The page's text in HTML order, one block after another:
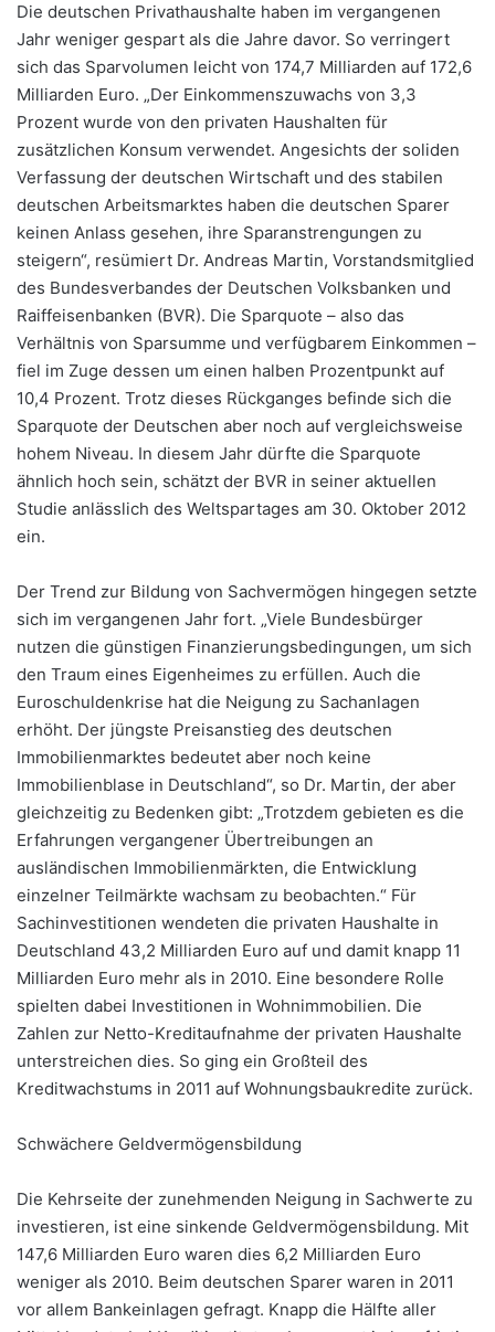
Die deutschen Privathaushalte haben im vergangenen
Jahr weniger gespart als die Jahre davor. So verringert
sich das Sparvolumen leicht von 174,7 Milliarden auf 172,6
Milliarden Euro. „Der Einkommenszuwachs von 3,3
Prozent wurde von den privaten Haushalten für
zusätzlichen Konsum verwendet. Angesichts der soliden
Verfassung der deutschen Wirtschaft und des stabilen
deutschen Arbeitsmarktes haben die deutschen Sparer
keinen Anlass gesehen, ihre Sparanstrengungen zu
steigern“, resümiert Dr. Andreas Martin, Vorstandsmitglied
des Bundesverbandes der Deutschen Volksbanken und
Raiffeisenbanken (BVR). Die Sparquote – also das
Verhältnis von Sparsumme und verfügbarem Einkommen –
fiel im Zuge dessen um einen halben Prozentpunkt auf
10,4 Prozent. Trotz dieses Rückganges befinde sich die
Sparquote der Deutschen aber noch auf vergleichsweise
hohem Niveau. In diesem Jahr dürfte die Sparquote
ähnlich hoch sein, schätzt der BVR in seiner aktuellen
Studie anlässlich des Weltspartages am 30. Oktober 2012
ein.
Der Trend zur Bildung von Sachvermögen hingegen setzte
sich im vergangenen Jahr fort. „Viele Bundesbürger
nutzen die günstigen Finanzierungsbedingungen, um sich
den Traum eines Eigenheimes zu erfüllen. Auch die
Euroschuldenkrise hat die Neigung zu Sachanlagen
erhöht. Der jüngste Preisanstieg des deutschen
Immobilienmarktes bedeutet aber noch keine
Immobilienblase in Deutschland“, so Dr. Martin, der aber
gleichzeitig zu Bedenken gibt: „Trotzdem gebieten es die
Erfahrungen vergangener Übertreibungen an
ausländischen Immobilienmärkten, die Entwicklung
einzelner Teilmärkte wachsam zu beobachten.“ Für
Sachinvestitionen wendeten die privaten Haushalte in
Deutschland 43,2 Milliarden Euro auf und damit knapp 11
Milliarden Euro mehr als in 2010. Eine besondere Rolle
spielten dabei Investitionen in Wohnimmobilien. Die
Zahlen zur Netto-Kreditaufnahme der privaten Haushalte
unterstreichen dies. So ging ein Großteil des
Kreditwachstums in 2011 auf Wohnungsbaukredite zurück.
Schwächere Geldvermögensbildung
Die Kehrseite der zunehmenden Neigung in Sachwerte zu
investieren, ist eine sinkende Geldvermögensbildung. Mit
147,6 Milliarden Euro waren dies 6,2 Milliarden Euro
weniger als 2010. Beim deutschen Sparer waren in 2011
vor allem Bankeinlagen gefragt. Knapp die Hälfte aller